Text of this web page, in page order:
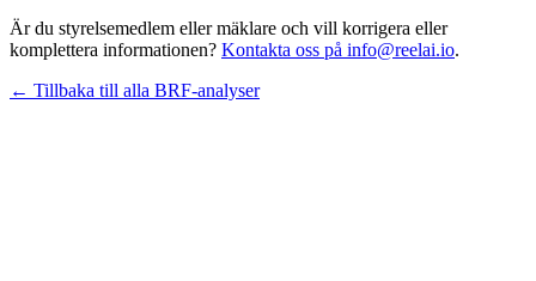
Är du styrelsemedlem eller mäklare och vill korrigera eller
komplettera informationen? Kontakta oss på info@reelai.io.
← Tillbaka till alla BRF-analyser